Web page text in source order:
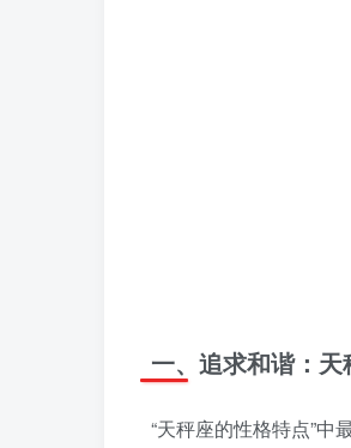
一、追求和谐：
“天秤座的性格特点”